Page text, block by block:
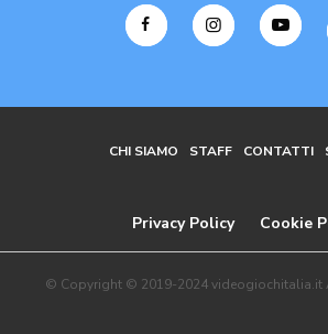
CHI SIAMO STAFF CONTATTI
Privacy Policy Cookie
© Copyright © 2019-2024 videogiochitalia.it